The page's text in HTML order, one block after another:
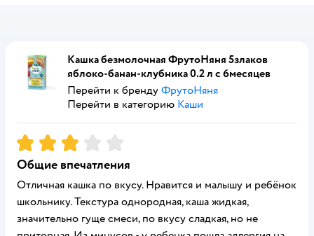
Кашка безмолочная ФрутоНяня 5злаков
яблоко-банан-клубника 0.2 л с 6месяцев
Перейти к бренду ФрутоНяня
Перейти в категорию Каши
Рейтинг:3
Общие впечатления
Отличная кашка по вкусу. Нравится и малышу и ребёнок
школьнику. Текстура однородная, каша жидкая,
значительно гуще смеси, по вкусу сладкая, но не